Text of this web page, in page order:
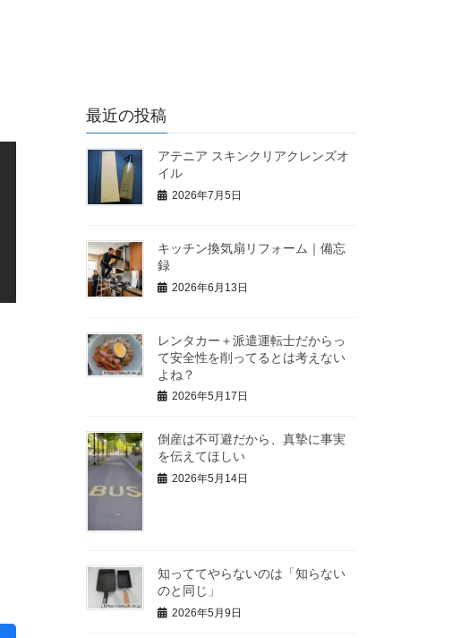
最近の投稿
アテニア スキンクリアクレンズオ
イル
2026年7月5日
キッチン換気扇リフォーム｜備忘
録
2026年6月13日
レンタカー＋派遣運転士だからっ
て安全性を削ってるとは考えない
よね？
2026年5月17日
倒産は不可避だから、真摯に事実
を伝えてほしい
2026年5月14日
知っててやらないのは「知らない
のと同じ」
2026年5月9日